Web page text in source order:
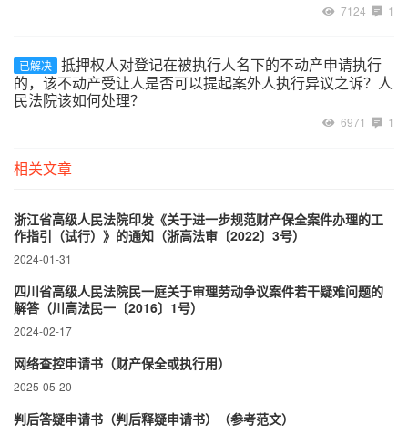
7124 1
已解决 抵押权人对登记在被执行人名下的不动产申请执行
的，该不动产受让人是否可以提起案外人执行异议之诉？人
民法院该如何处理？
6971 1
相关文章
浙江省高级人民法院印发《关于进一步规范财产保全案件办理的工
作指引（试行）》的通知（浙高法审〔2022〕3号）
2024-01-31
四川省高级人民法院民一庭关于审理劳动争议案件若干疑难问题的
解答（川高法民一〔2016〕1号）
2024-02-17
网络查控申请书（财产保全或执行用）
2025-05-20
判后答疑申请书（判后释疑申请书）（参考范文）